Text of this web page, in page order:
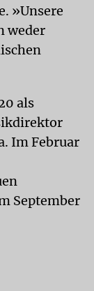
»Unsere
weder
als
Im Februar
September